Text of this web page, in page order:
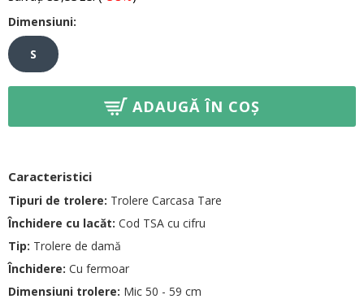
Dimensiuni:
S
ADAUGĂ ÎN COȘ
Caracteristici
Tipuri de trolere: Trolere Carcasa Tare
Închidere cu lacăt: Cod TSA cu cifru
Tip: Trolere de damă
Închidere: Cu fermoar
Dimensiuni trolere: Mic 50 - 59 cm